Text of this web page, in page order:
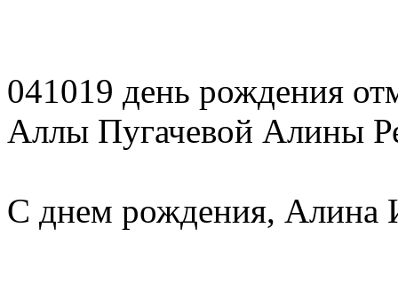
041019 день рождения
Аллы Пугачевой Алины
С днем рождения, Алина